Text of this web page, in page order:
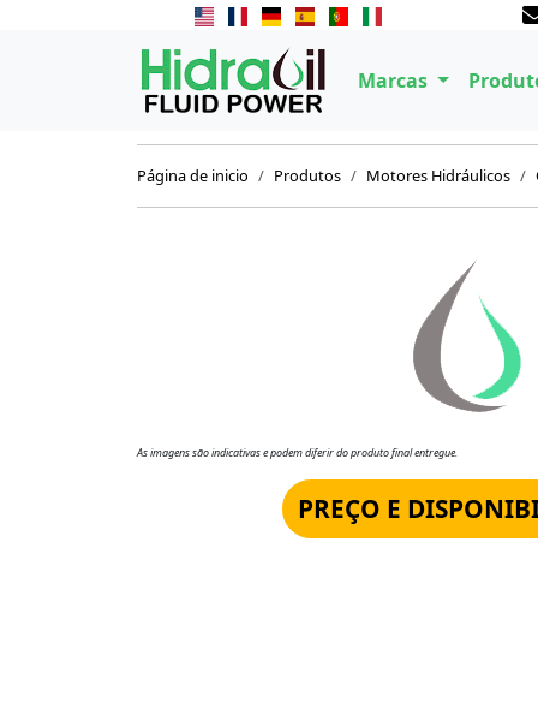
Marcas
Página de inicio Produtos Motores Hidráulicos
As imagens são indicativas e podem diferir do produto final entregue.
PREÇO E